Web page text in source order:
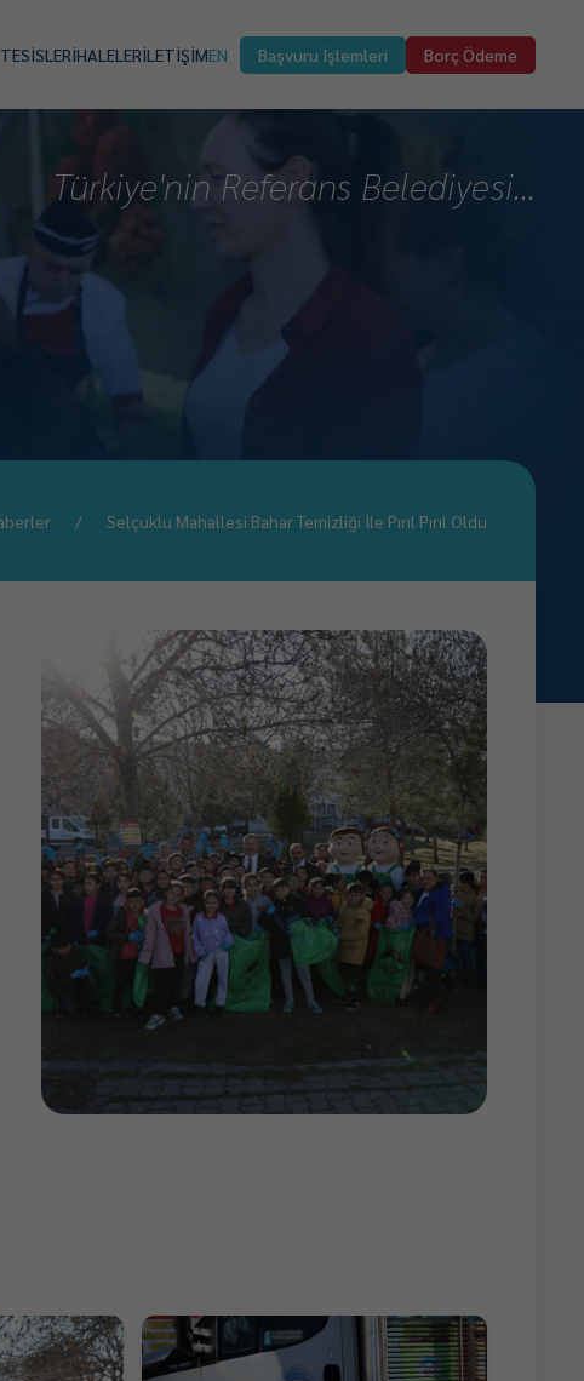
TESİSLERİHALELERİLETİŞİMEN Başvuru İşlemleri Borç Ödeme
Türkiye'nin Referans Belediyesi...
Selçuklu Mahallesi Bahar Temizliği İle Pırıl Pırıl Oldu